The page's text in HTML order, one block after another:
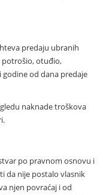
predaju ubranih
potrošio, otuđio,
od dana predaje
naknade troškova
po pravnom osnovu i
da nije postalo vlasnik
njen povraćaj i od